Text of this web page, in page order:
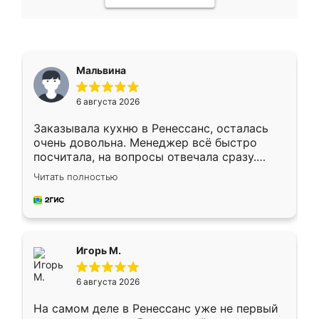
Мальвина
6 августа 2026
Заказывала кухню в Ренессанс, осталась
очень довольна. Менеджер всё быстро
посчитала, на вопросы отвечала сразу.
Замерщик приехал в субботу, подошёл к
делу со всей ответственностью. Собрали
за день, ребята работали аккуратно, даже
Читать полностью
Игорь М.
6 августа 2026
На самом деле в Ренессанс уже не первый